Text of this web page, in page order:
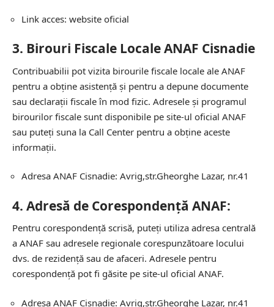
Link acces: website oficial
3. Birouri Fiscale Locale ANAF Cisnadie
Contribuabilii pot vizita birourile fiscale locale ale ANAF
pentru a obține asistență și pentru a depune documente
sau declarații fiscale în mod fizic. Adresele și programul
birourilor fiscale sunt disponibile pe site-ul oficial ANAF
sau puteți suna la Call Center pentru a obține aceste
informații.
Adresa ANAF Cisnadie: Avrig,str.Gheorghe Lazar, nr.41
4. Adresă de Corespondență ANAF:
Pentru corespondență scrisă, puteți utiliza adresa centrală
a ANAF sau adresele regionale corespunzătoare locului
dvs. de rezidență sau de afaceri. Adresele pentru
corespondență pot fi găsite pe site-ul oficial ANAF.
Adresa ANAF Cisnadie: Avrig,str.Gheorghe Lazar, nr.41